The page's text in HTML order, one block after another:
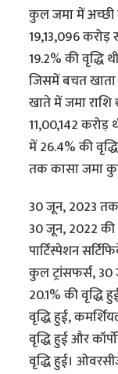
कुल जमा में अच्छी
19,13,096
19.2% की वृद्धि
जिसमें बचत
खाते में जमा राशि
11,00,142 करोड़
में 26.4% की
तक कासा जमा
30 जून, 2023 तक
30 जून, 2022 की
पार्टिस्पेशन
कुल ट्रांसफर्स,
20.1% की वृद्धि
वृद्धि हुई,
वृद्धि हुई और
वृद्धि हुई।